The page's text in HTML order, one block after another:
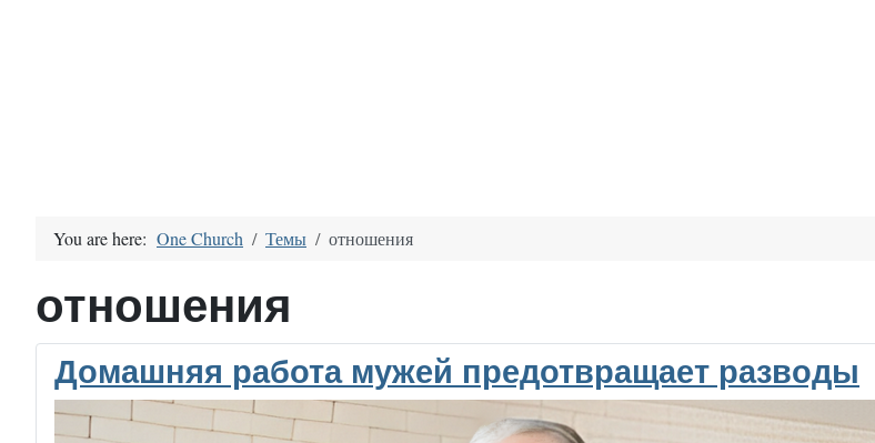
You are here: One Church Темы отношения
отношения
Домашняя работа мужей предотвращает разводы